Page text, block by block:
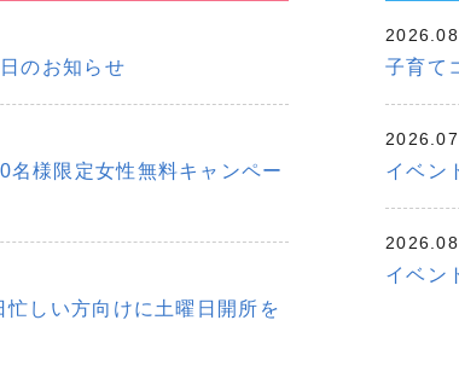
のお知らせ
様限定女性無料キャンペー
しい方向けに土曜日開所を
子育て
イベン
イベン